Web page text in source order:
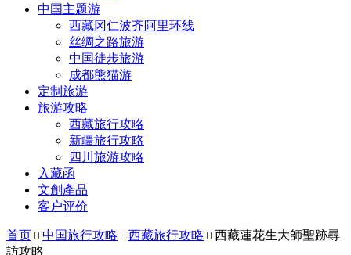
中国主题游
西藏冈仁波齐阿里环线
丝绸之路旅游
中国徒步旅游
成都熊猫游
定制旅游
旅游攻略
西藏旅行攻略
新疆旅行攻略
四川旅游攻略
入藏函
文創產品
客户评价
首页  中国旅行攻略  西藏旅行攻略  西藏蓮花生大師聖跡尋
訪攻略